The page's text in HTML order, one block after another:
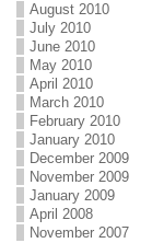
August 2010
July 2010
June 2010
May 2010
April 2010
March 2010
February 2010
January 2010
December 2009
November 2009
January 2009
April 2008
November 2007